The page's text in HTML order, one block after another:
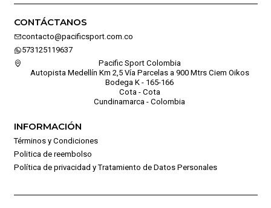
CONTÁCTANOS
contacto@pacificsport.com.co
573125119637
Pacific Sport Colombia
Autopista Medellín Km 2,5 Vía Parcelas a 900 Mtrs Ciem Oikos
Bodega K - 165-166
Cota - Cota
Cundinamarca - Colombia
INFORMACIÓN
Términos y Condiciones
Politica de reembolso
Política de privacidad y Tratamiento de Datos Personales